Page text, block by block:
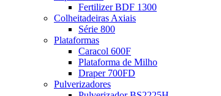
Fertilizer BDF 1300
Colheitadeiras Axiais
Série 800
Plataformas
Caracol 600F
Plataforma de Milho
Draper 700FD
Pulverizadores